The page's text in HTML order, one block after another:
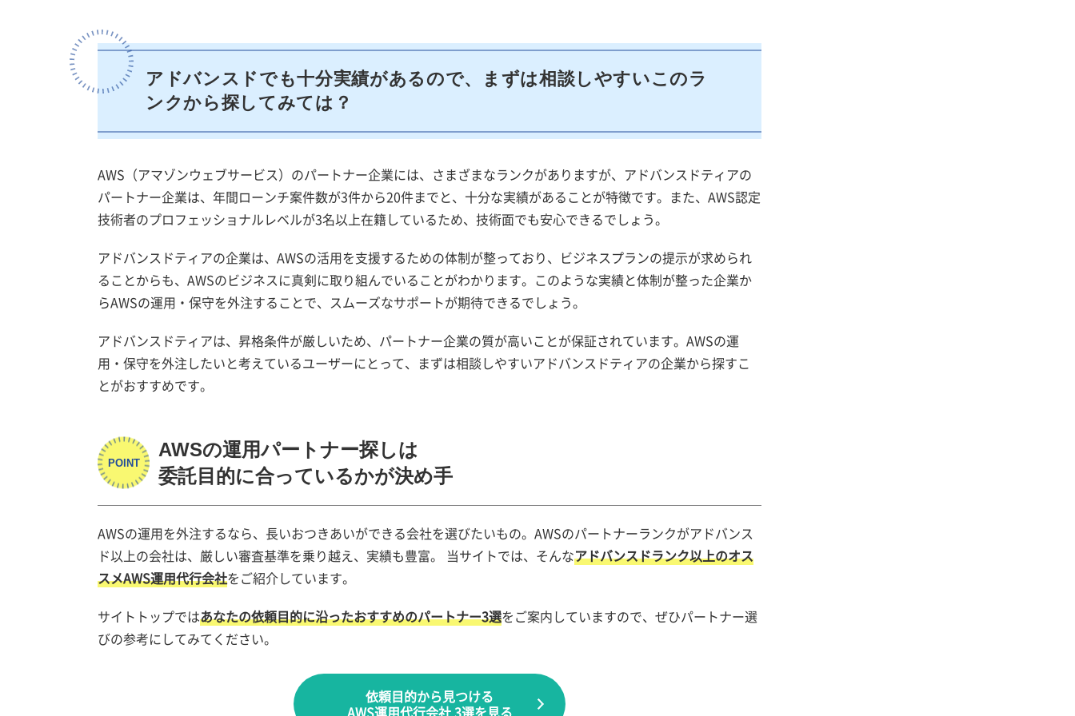
アドバンスドでも十分実績があるので、まずは相談しやすいこのラ
ンクから探してみては？
AWS（アマゾンウェブサービス）のパートナー企業には、さまざまなランクがありますが、アドバンスドティアの
パートナー企業は、年間ローンチ案件数が3件から20件までと、十分な実績があることが特徴です。また、AWS認定
技術者のプロフェッショナルレベルが3名以上在籍しているため、技術面でも安心できるでしょう。
アドバンスドティアの企業は、AWSの活用を支援するための体制が整っており、ビジネスプランの提示が求められ
ることからも、AWSのビジネスに真剣に取り組んでいることがわかります。このような実績と体制が整った企業か
らAWSの運用・保守を外注することで、スムーズなサポートが期待できるでしょう。
アドバンスドティアは、昇格条件が厳しいため、パートナー企業の質が高いことが保証されています。AWSの運
用・保守を外注したいと考えているユーザーにとって、まずは相談しやすいアドバンスドティアの企業から探すこ
とがおすすめです。
AWSの運用パートナー探しは
委託目的に合っているかが決め手
AWSの運用を外注するなら、長いおつきあいができる会社を選びたいもの。AWSのパートナーランクがアドバンス
ド以上の会社は、厳しい審査基準を乗り越え、実績も豊富。 当サイトでは、そんなアドバンスドランク以上のオス
スメAWS運用代行会社をご紹介しています。
サイトトップではあなたの依頼目的に沿ったおすすめのパートナー3選をご案内していますので、ぜひパートナー選
びの参考にしてみてください。
依頼目的から見つける
AWS運用代行会社 3選を見る